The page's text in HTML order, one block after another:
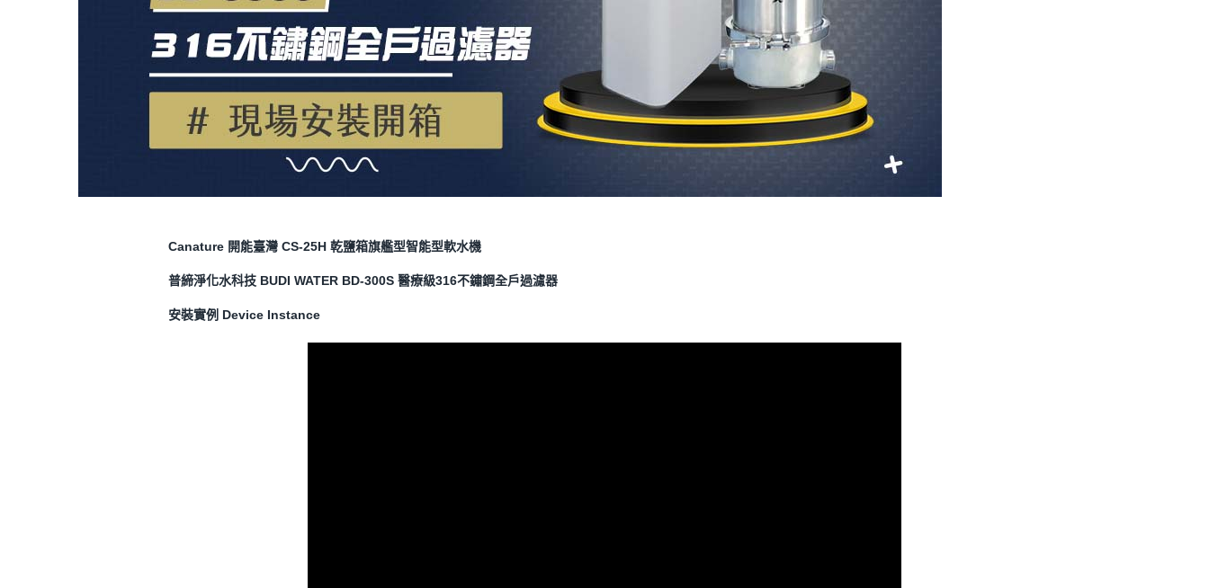
Canature 開能臺灣 CS-25H 乾鹽箱旗艦型智能型軟水機
普締淨化水科技 BUDI WATER BD-300S 醫療級316不鏽鋼全戶過濾器
安裝實例 Device Instance